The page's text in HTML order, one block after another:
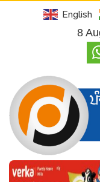
English
8